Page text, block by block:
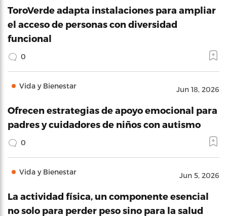
ToroVerde adapta instalaciones para ampliar
el acceso de personas con diversidad
funcional
0
Vida y Bienestar Jun 18, 2026
Ofrecen estrategias de apoyo emocional para
padres y cuidadores de niños con autismo
0
Vida y Bienestar Jun 5, 2026
La actividad física, un componente esencial
no solo para perder peso sino para la salud